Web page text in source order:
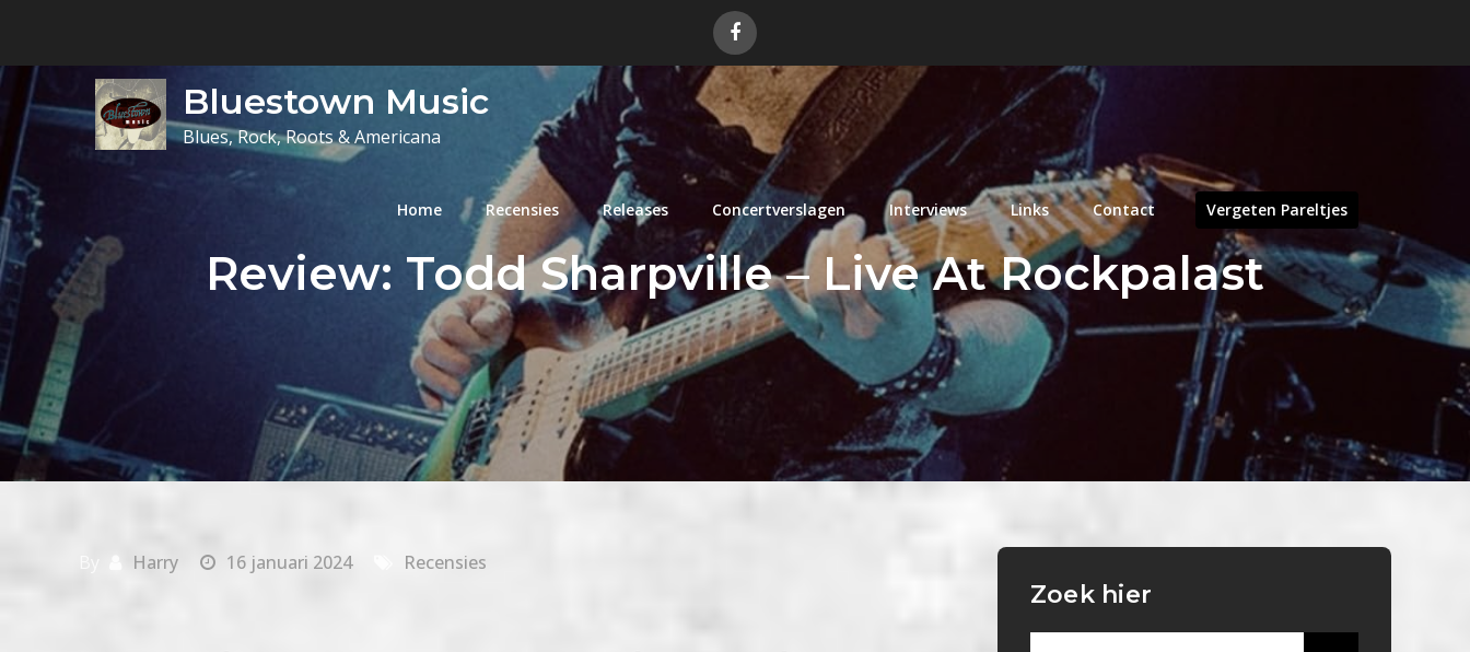
content
Bluestown Music
Blues, Rock, Roots & Americana
Home Recensies Releases Concertverslagen Interviews Links Contact Vergeten Pareltjes
Review: Todd Sharpville – Live At Rockpalast
Harry 16 januari 2024 Recensies
Zoek hier